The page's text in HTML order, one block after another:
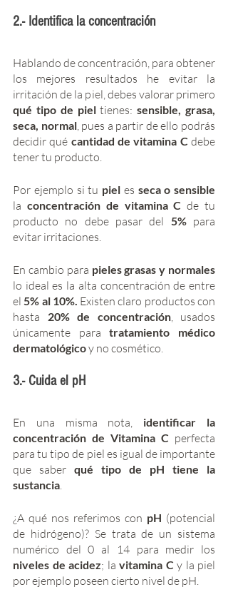
2.- Identifica la concentración
Hablando de concentración, para obtener
los mejores resultados he evitar la
qué tipo de piel tienes: sensible, grasa,
seca, normal, pues a partir de ello podrás
decidir qué cantidad de vitamina C debe
tener tu producto.
Por ejemplo si tu piel es
la concentración de vitamina C de tu
producto no debe pasar del 5% para
evitar irritaciones.
En cambio para pieles grasas y normales
lo ideal es la alta concentración de entre
el 5% al 10%. Existen claro productos con
hasta
20% de concentración, usados
únicamente para tratamiento médico
dermatológico y no cosmético.
3.- Cuida el pH
En una misma nota, identificar la
concentración de Vitamina C perfecta
para tu tipo de piel es igual de importante
que saber qué tipo de pH tiene la
sustancia
¿A qué nos referimos con pH (potencial
de hidrógeno)? Se trata de un sistema
niveles de acidez; la vitamina C y la piel
por ejemplo poseen cierto nivel de pH.